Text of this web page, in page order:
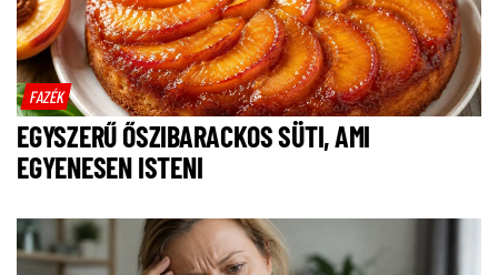
FAZÉK
EGYSZERŰ ŐSZIBARACKOS SÜTI, AMI
EGYENESEN ISTENI